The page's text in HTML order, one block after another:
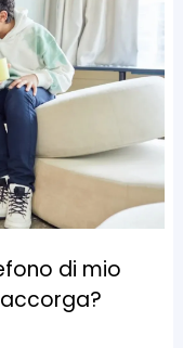
di mio